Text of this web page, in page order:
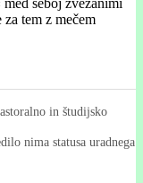
tem z mečem
in študijsko
nima statusa uradnega